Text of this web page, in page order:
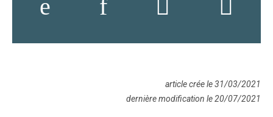
article crée le 31/03/2021
dernière modification le 20/07/2021